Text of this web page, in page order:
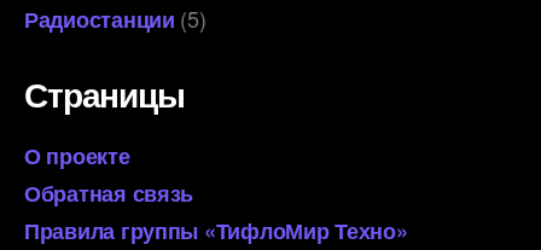
Радиостанции (5)
Страницы
О проекте
Обратная связь
Правила группы «ТифлоМир Техно»